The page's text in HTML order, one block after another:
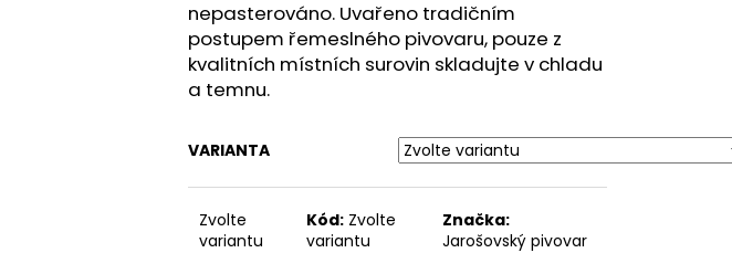
nepasterováno. Uvařeno tradičním
postupem řemeslného pivovaru, pouze z
kvalitních místních surovin skladujte v chladu
a temnu.
VARIANTA
Zvolte
variantu
Kód: Zvolte
variantu
Značka:
Jarošovský pivovar
BERNARD JEDENÁCTKA 11°